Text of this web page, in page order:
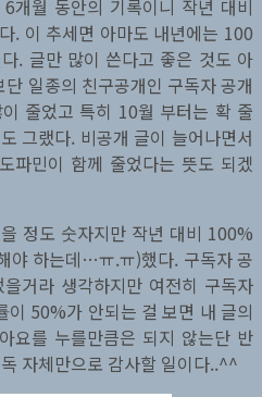
개월 동안의 기록이니 작년 대비
. 이 추세면 아마도 내년에는 100
. 글만 많이 쓴다고 좋은 것도 아
일종의 친구공개인 구독자 공개
줄었고 특히 10월 부터는 확 줄
그랬다. 비공개 글이 늘어나면서
파민이 함께 줄었다는 뜻도 되겠
정도 숫자지만 작년 대비 100%
야 하는데…ㅠ.ㅠ)했다. 구독자 공
거라 생각하지만 여전히 구독자
이 50%가 안되는 걸 보면 내 글의
요를 누를만큼은 되지 않는단 반
자체만으로 감사할 일이다..^^